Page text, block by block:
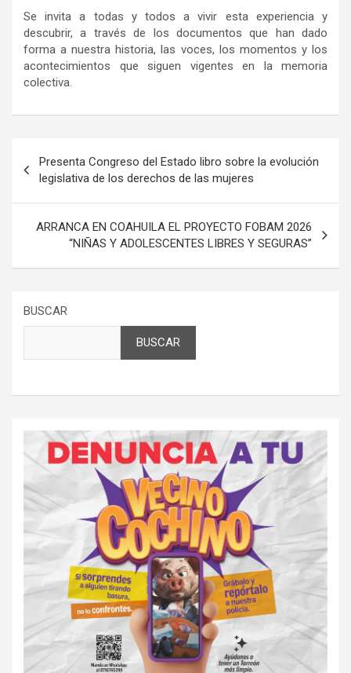
Se invita a todas y todos a vivir esta experiencia y
descubrir, a través de los documentos que han dado
forma a nuestra historia, las voces, los momentos y los
acontecimientos que siguen vigentes en la memoria
colectiva.
de
entradas
Presenta Congreso del Estado libro sobre la evolución
legislativa de los derechos de las mujeres
ARRANCA EN COAHUILA EL PROYECTO FOBAM 2026
“NIÑAS Y ADOLESCENTES LIBRES Y SEGURAS”
BUSCAR
BUSCAR